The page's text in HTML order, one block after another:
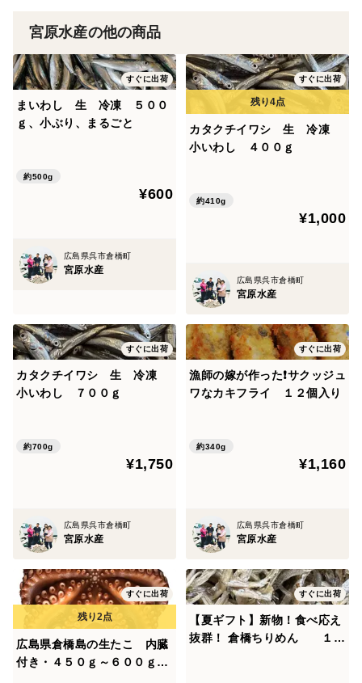
宮原水産の他の商品
すぐに出荷
まいわし 生 冷凍 ５００
ｇ、小ぶり、まるごと
約500g
¥600
広島県呉市倉橋町
宮原水産
すぐに出荷
カタクチイワシ 生 冷凍
小いわし ４００ｇ
約410g
¥1,000
広島県呉市倉橋町
宮原水産
すぐに出荷
カタクチイワシ 生 冷凍
小いわし ７００ｇ
約700g
¥1,750
広島県呉市倉橋町
宮原水産
すぐに出荷
漁師の嫁が作った❗サクッジュ
ワなカキフライ １２個入り
約340g
¥1,160
広島県呉市倉橋町
宮原水産
すぐに出荷
広島県倉橋島の生たこ 内臓
付き・４５０ｇ～６００ｇ以
すぐに出荷
【夏ギフト】新物！食べ応え
抜群！ 倉橋ちりめん １k